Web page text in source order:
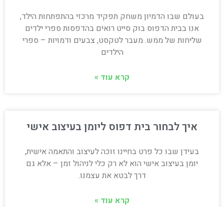
בעולם שבו הדמיון משחק תפקיד מרכזי בהתפתחות הילד,
אנו בבית הדפוס בוק סייט רואים בהדפסות ספרי ילדים
שליחות של ממש. מעבר לטקסט, צבעים ודמויות – ספרי
הילדים
קרא עוד »
איך לבחור בית דפוס ליומן בעיצוב אישי
בעידן שבו כל פרט בחיינו זוכה לעיצוב והתאמה אישית,
יומן בעיצוב אישי הוא לא רק כלי לניהול זמן – אלא גם
דרך לבטא את עצמנו.
קרא עוד »